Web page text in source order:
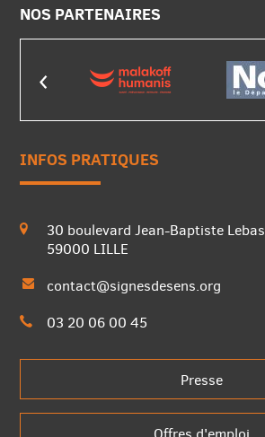
NOS PARTENAIRES
INFOS PRATIQUES
30 boulevard Jean-Baptiste Lebas
59000 LILLE
contact@signesdesens.org
03 20 06 00 45
Presse